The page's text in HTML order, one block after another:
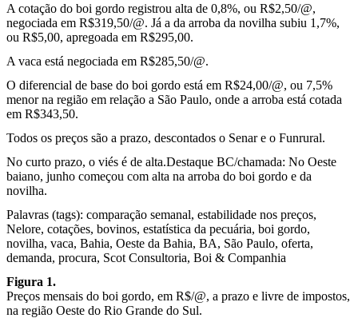
A cotação do boi gordo registrou alta de 0,8%, ou R$2,50/@,
negociada em R$319,50/@. Já a da arroba da novilha subiu 1,7%,
ou R$5,00, apregoada em R$295,00.
A vaca está negociada em R$285,50/@.
O diferencial de base do boi gordo está em R$24,00/@, ou 7,5%
menor na região em relação a São Paulo, onde a arroba está cotada
em R$343,50.
Todos os preços são a prazo, descontados o Senar e o Funrural.
No curto prazo, o viés é de alta.Destaque BC/chamada: No Oeste
baiano, junho começou com alta na arroba do boi gordo e da
novilha.
Palavras (tags): comparação semanal, estabilidade nos preços,
Nelore, cotações, bovinos, estatística da pecuária, boi gordo,
novilha, vaca, Bahia, Oeste da Bahia, BA, São Paulo, oferta,
demanda, procura, Scot Consultoria, Boi & Companhia
Figura 1.
Preços mensais do boi gordo, em R$/@, a prazo e livre de impostos,
na região Oeste do Rio Grande do Sul.